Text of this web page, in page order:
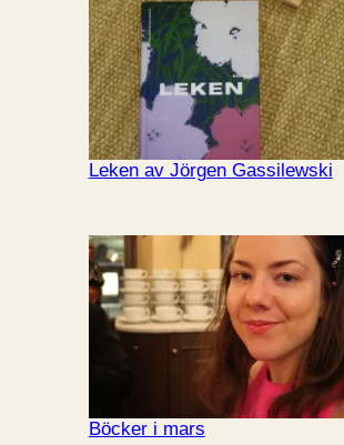
Leken av Jörgen Gassilewski
Böcker i mars